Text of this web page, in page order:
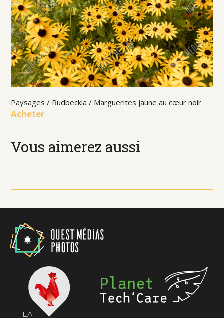
Vous aimerez aussi
Paysages / Rudbeckia / Marguerites jaune au cœur noir
Acheter